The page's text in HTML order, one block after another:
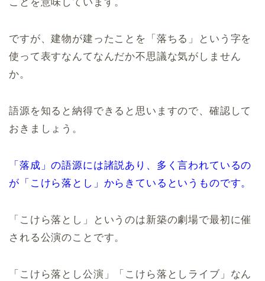
ことを意味しています。
ですが、建物が建ったことを「落ちる」という字を
使って表すなんてなんだか不思議な気がしません
か。
語源を知ると納得できると思いますので、確認して
おきましょう。
「落成」の語源には諸説あり、多く言われているの
が「こけら落とし」からきているというものです。
「こけら落とし」というのは新築の劇場で最初に催
される公演のことです。
「こけら落とし公演」「こけら落としライブ」なん